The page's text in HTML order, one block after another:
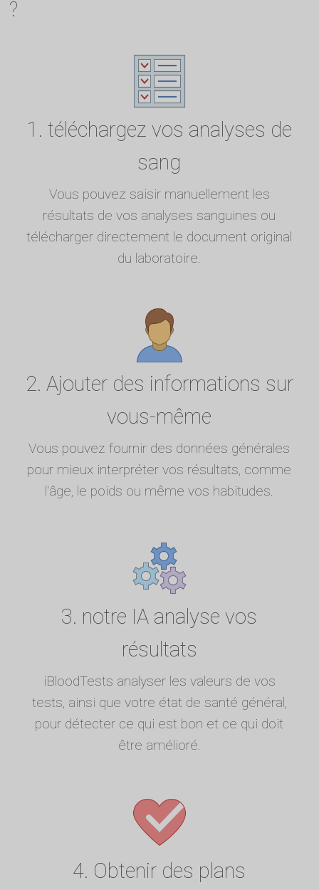
?
1. téléchargez vos analyses de
sang
Vous pouvez saisir manuellement les
résultats de vos analyses sanguines ou
télécharger directement le document original
du laboratoire.
2. Ajouter des informations sur
vous-même
Vous pouvez fournir des données générales
pour mieux interpréter vos résultats, comme
l'âge, le poids ou même vos habitudes.
3. notre IA analyse vos
résultats
iBloodTests analyser les valeurs de vos
tests, ainsi que votre état de santé général,
pour détecter ce qui est bon et ce qui doit
être amélioré.
4. Obtenir des plans